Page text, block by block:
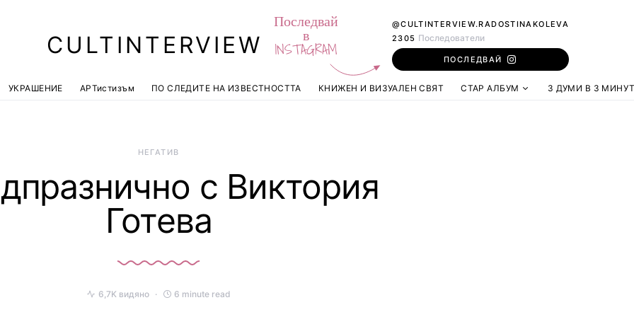
CULTINTERVIEW
Последвай
в
INSTAGRAM
@CULTINTERVIEW.RADOSTINAKOLEVA
2305 Последователи
ПОСЛЕДВАЙ
УКРАШЕНИЕ АРТистизъм ПО СЛЕДИТЕ НА ИЗВЕСТНОСТТА КНИЖЕН И ВИЗУАЛЕН СВЯТ СТАР АЛБУМ 3 ДУМИ В 3
НЕГАТИВ
с Виктория
Готева
6,7K видяно 6 minute read